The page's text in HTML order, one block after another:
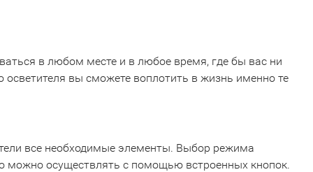
в любом месте и в любое время, где бы вас ни
осветителя вы сможете воплотить в жизнь именно те
все необходимые элементы. Выбор режима
можно осуществлять с помощью встроенных кнопок.